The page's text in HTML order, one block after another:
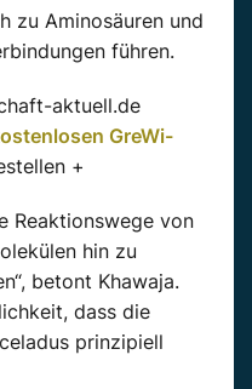
zu Aminosäuren und
führen.
aktuell.de
GreWi-
+
Reaktionswege von
hin zu
betont Khawaja.
dass die
prinzipiell